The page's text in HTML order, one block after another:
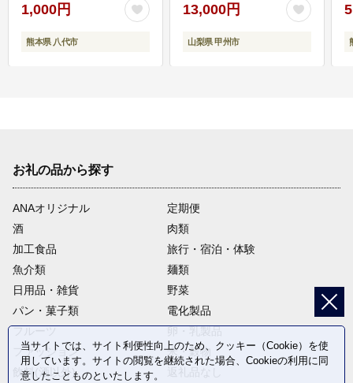
1,000円
熊本県 八代市
13,000円
山梨県 甲州市
お礼の品から探す
ANAオリジナル
定期便
酒
肉類
加工食品
旅行・宿泊・体験
魚介類
麺類
日用品・雑貨
野菜
パン・菓子類
電化製品
ファッション
米・穀物
飲料(酒以外)
当サイトでは、サイト利便性向上のため、クッキー（Cookie）を使
用しています。サイトの閲覧を継続された場合、Cookieの利用に同
意したことものといたします。